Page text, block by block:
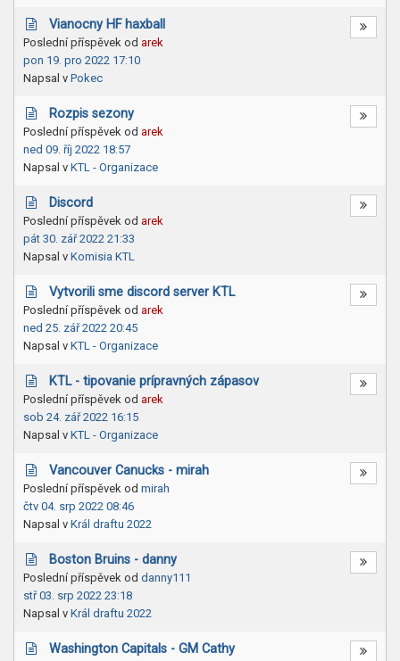
Vianocny HF haxball
Poslední příspěvek od arek
pon 19. pro 2022 17:10
Napsal v Pokec
Rozpis sezony
Poslední příspěvek od arek
ned 09. říj 2022 18:57
Napsal v KTL - Organizace
Discord
Poslední příspěvek od arek
pát 30. zář 2022 21:33
Napsal v Komisia KTL
Vytvorili sme discord server KTL
Poslední příspěvek od arek
ned 25. zář 2022 20:45
Napsal v KTL - Organizace
KTL - tipovanie prípravných zápasov
Poslední příspěvek od arek
sob 24. zář 2022 16:15
Napsal v KTL - Organizace
Vancouver Canucks - mirah
Poslední příspěvek od mirah
čtv 04. srp 2022 08:46
Napsal v Král draftu 2022
Boston Bruins - danny
Poslední příspěvek od danny111
stř 03. srp 2022 23:18
Napsal v Král draftu 2022
Washington Capitals - GM Cathy